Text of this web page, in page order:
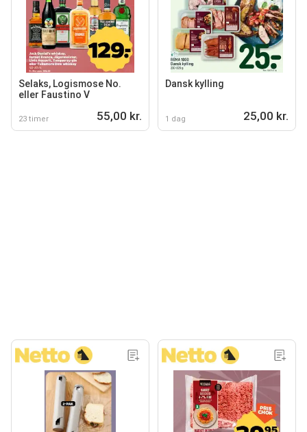
Selaks, Logismose No.
eller Faustino V
23 timer 55,00 kr.
Dansk kylling
1 dag 25,00 kr.